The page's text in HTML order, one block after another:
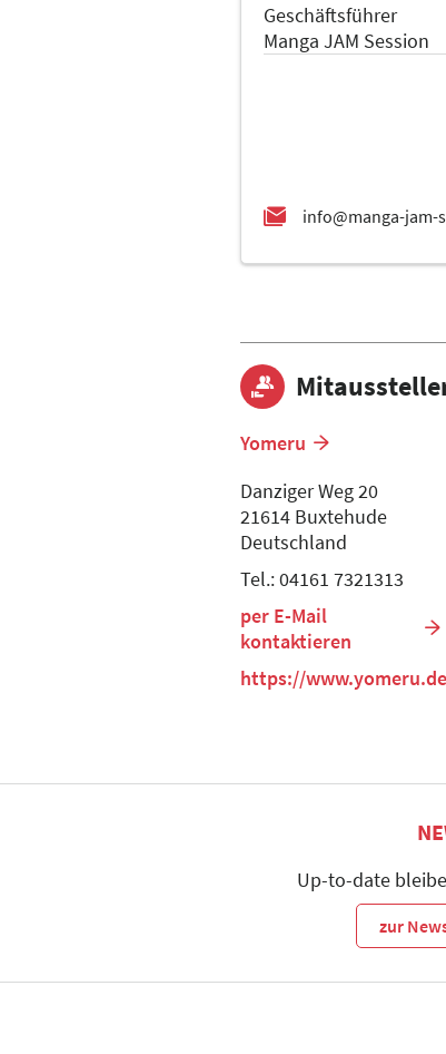
Geschäftsführer
Manga JAM Session
Yomeru
Danziger Weg 20
21614 Buxtehude
Deutschland
Tel.: 04161 7321313
per E-Mail
kontaktieren
https://www.yomeru.de
Up-to-date
zur